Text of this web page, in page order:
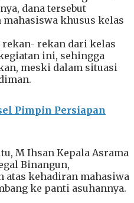
dana tersebut
khusus kelas
rekan- rekan dari kelas
ini, sehingga
meski dalam situasi
Pimpin Persiapan
M Ihsan Kepala Asrama
Binangun,
atas kehadiran mahasiwa
ke panti asuhannya.